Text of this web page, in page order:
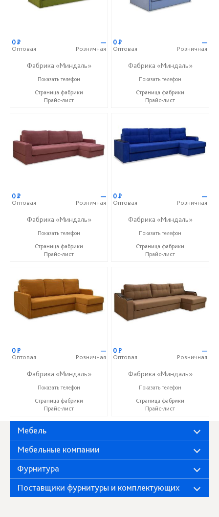
0Р
Оптовая
—
Розничная
Фабрика «Миндаль»
+7 (927) 630-62-82
Показать телефон
Страница фабрики
Прайс-лист
0Р
Оптовая
—
Розничная
Фабрика «Миндаль»
+7 (927) 630-62-82
Показать телефон
Страница фабрики
Прайс-лист
0Р
Оптовая
—
Розничная
Фабрика «Миндаль»
+7 (927) 630-62-82
Показать телефон
Страница фабрики
Прайс-лист
0Р
Оптовая
—
Розничная
Фабрика «Миндаль»
+7 (927) 630-62-82
Показать телефон
Страница фабрики
Прайс-лист
0Р
Оптовая
—
Розничная
Фабрика «Миндаль»
+7 (927) 630-62-82
Показать телефон
Страница фабрики
Прайс-лист
0Р
Оптовая
—
Розничная
Фабрика «Миндаль»
+7 (927) 630-62-82
Показать телефон
Страница фабрики
Прайс-лист
Мебель
Мебельные компании
Фурнитура
Поставщики фурнитуры и комплектующих